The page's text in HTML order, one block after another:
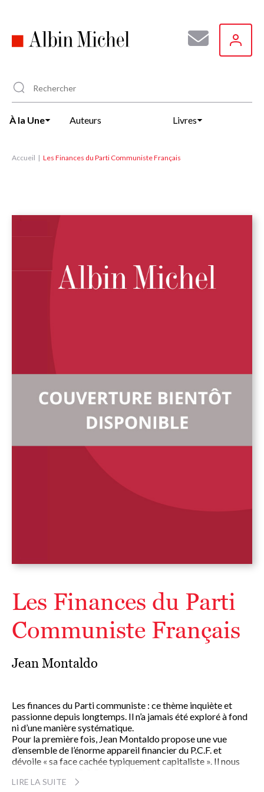
principal
À la Une Auteurs Livres
Accueil Les Finances du Parti Communiste Français
Les Finances du Parti
Communiste Français
Jean Montaldo
Les finances du Parti communiste : ce thème inquiète et
passionne depuis longtemps. Il n’a jamais été exploré à fond
ni d’une manière systématique.
Pour la première fois, Jean Montaldo propose une vue
d’ensemble de l’énorme appareil financier du P.C.F. et
dévoile « sa face cachée typiquement capitaliste ». Il nous
d’entreprises et sociétés commerciales qui monopolisent les
LIRE LA SUITE